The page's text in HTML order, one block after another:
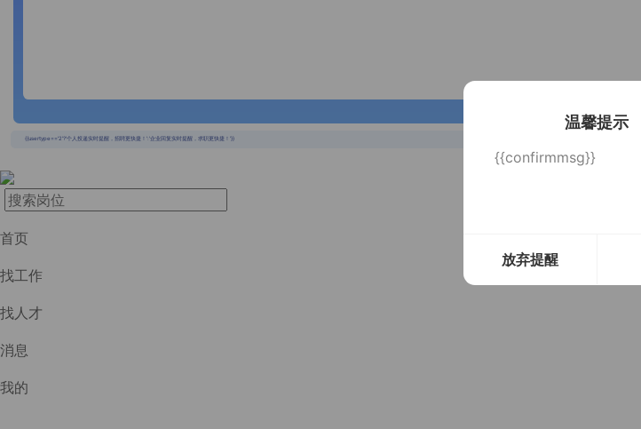
{{usertype=='2'?'个人投递实时提醒，招聘更快捷！':'企业回复实时提醒，求职更快捷！'}}
温馨提示
{{confirmmsg}}
放弃提醒
首页
找工作
找人才
消息
我的